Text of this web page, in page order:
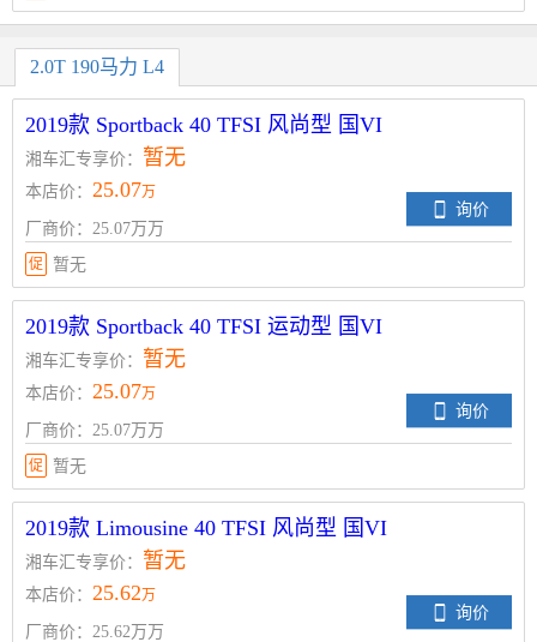
2.0T 190马力 L4
2019款 Sportback 40 TFSI 风尚型 国VI
湘车汇专享价： 暂无
本店价： 25.07万
厂商价：25.07万万
询价
促 暂无
2019款 Sportback 40 TFSI 运动型 国VI
湘车汇专享价： 暂无
本店价： 25.07万
厂商价：25.07万万
询价
促 暂无
2019款 Limousine 40 TFSI 风尚型 国VI
湘车汇专享价： 暂无
本店价： 25.62万
厂商价：25.62万万
询价